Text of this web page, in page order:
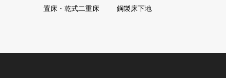
置床・乾式二重床 鋼製床下地